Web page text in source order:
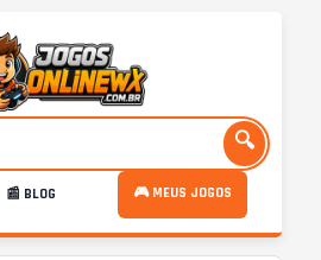
🔍
📰 BLOG 🎮 MEUS JOGOS